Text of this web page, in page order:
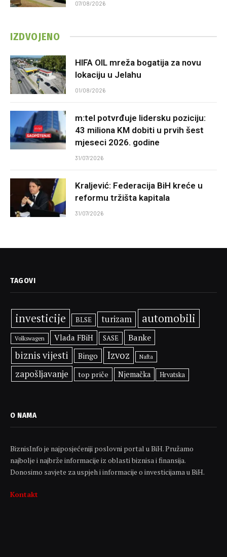
07/08/2026
IZDVOJENO
HIFA OIL mreža bogatija za novu
lokaciju u Jelahu
01/08/2026
m:tel potvrđuje lidersku poziciju:
43 miliona KM dobiti u prvih šest
mjeseci 2026. godine
31/07/2026
Kraljević: Federacija BiH kreće u
reformu tržišta kapitala
31/07/2026
TAGOVI
investicije BLSE turizam automobili
Volkswagen Vlada FBiH SASE Banke
biznis vijesti Bingo Izvoz Nafta
zapošljavanje top priče Njemačka Hrvatska
O NAMA
BiznisInfo je najposjećeniji poslovni portal u BiH. Pružamo
najbolje i najbrže informacije iz oblasti biznisa i finansija.
Donosimo savjete za uspjeh i informacije o investicijama u BiH.
Kontakt